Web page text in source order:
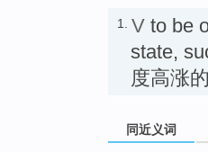
1. V to be
state,
度高涨
同近义词